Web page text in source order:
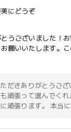
にどうぞ
うございました！
願いいたします。
だきありがとうご
頑張って選んでく
頑張ります。 本当に